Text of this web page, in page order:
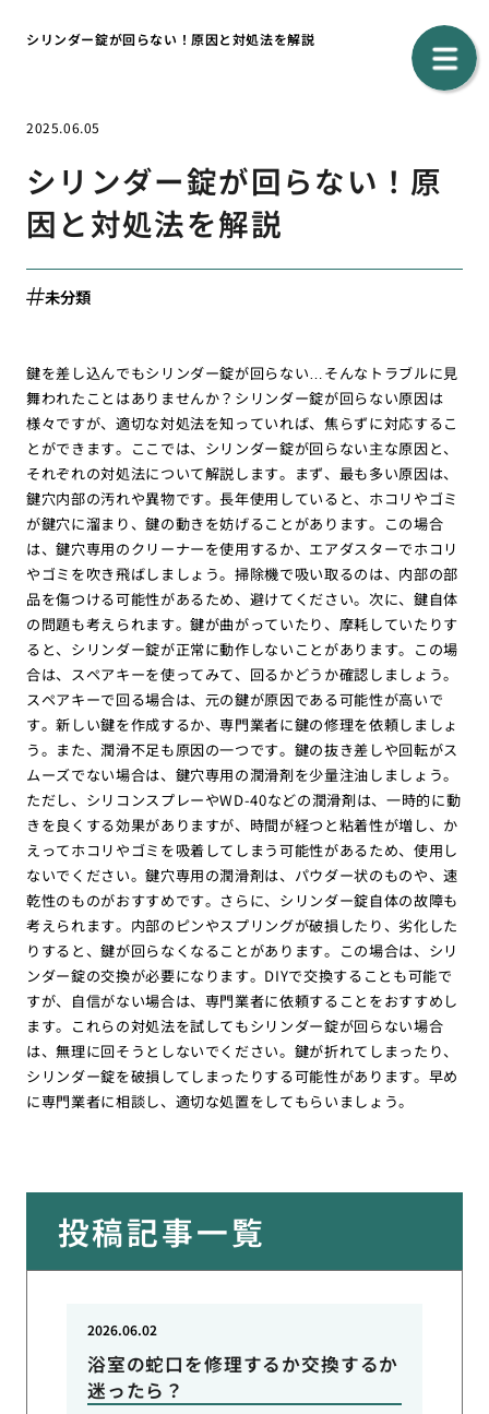
シリンダー錠が回らない！原因と対処法を解説
2025.06.05
シリンダー錠が回らない！原
因と対処法を解説
未分類
鍵を差し込んでもシリンダー錠が回らない…そんなトラブルに見
舞われたことはありませんか？シリンダー錠が回らない原因は
様々ですが、適切な対処法を知っていれば、焦らずに対応するこ
とができます。ここでは、シリンダー錠が回らない主な原因と、
それぞれの対処法について解説します。まず、最も多い原因は、
鍵穴内部の汚れや異物です。長年使用していると、ホコリやゴミ
が鍵穴に溜まり、鍵の動きを妨げることがあります。この場合
は、鍵穴専用のクリーナーを使用するか、エアダスターでホコリ
やゴミを吹き飛ばしましょう。掃除機で吸い取るのは、内部の部
品を傷つける可能性があるため、避けてください。次に、鍵自体
の問題も考えられます。鍵が曲がっていたり、摩耗していたりす
ると、シリンダー錠が正常に動作しないことがあります。この場
合は、スペアキーを使ってみて、回るかどうか確認しましょう。
スペアキーで回る場合は、元の鍵が原因である可能性が高いで
す。新しい鍵を作成するか、専門業者に鍵の修理を依頼しましょ
う。また、潤滑不足も原因の一つです。鍵の抜き差しや回転がス
ムーズでない場合は、鍵穴専用の潤滑剤を少量注油しましょう。
ただし、シリコンスプレーやWD-40などの潤滑剤は、一時的に動
きを良くする効果がありますが、時間が経つと粘着性が増し、か
えってホコリやゴミを吸着してしまう可能性があるため、使用し
ないでください。鍵穴専用の潤滑剤は、パウダー状のものや、速
乾性のものがおすすめです。さらに、シリンダー錠自体の故障も
考えられます。内部のピンやスプリングが破損したり、劣化した
りすると、鍵が回らなくなることがあります。この場合は、シリ
ンダー錠の交換が必要になります。DIYで交換することも可能で
すが、自信がない場合は、専門業者に依頼することをおすすめし
ます。これらの対処法を試してもシリンダー錠が回らない場合
は、無理に回そうとしないでください。鍵が折れてしまったり、
シリンダー錠を破損してしまったりする可能性があります。早め
に専門業者に相談し、適切な処置をしてもらいましょう。
投稿記事一覧
浴室の蛇口を修理するか交換するか
迷ったら？
2026.06.02